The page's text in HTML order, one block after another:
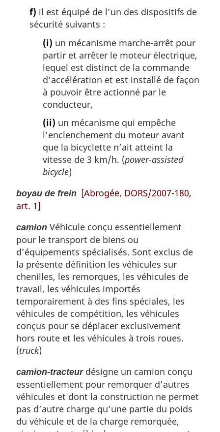
f) il est équipé de l’un des dispositifs de
sécurité suivants :
(i) un mécanisme marche-arrêt pour
partir et arrêter le moteur électrique,
lequel est distinct de la commande
d’accélération et est installé de façon
à pouvoir être actionné par le
conducteur,
(ii) un mécanisme qui empêche
l’enclenchement du moteur avant
que la bicyclette n’ait atteint la
vitesse de 3 km/h. (power-assisted
bicycle)
boyau de frein [Abrogée, DORS/2007-180,
art. 1]
camion Véhicule conçu essentiellement
pour le transport de biens ou
d’équipements spécialisés. Sont exclus de
la présente définition les véhicules sur
chenilles, les remorques, les véhicules de
travail, les véhicules importés
temporairement à des fins spéciales, les
véhicules de compétition, les véhicules
conçus pour se déplacer exclusivement
hors route et les véhicules à trois roues.
(truck)
camion-tracteurdésigne un camion conçu
essentiellement pour remorquer d’autres
véhicules et dont la construction ne permet
pas d’autre charge qu’une partie du poids
du véhicule et de la charge remorquée,